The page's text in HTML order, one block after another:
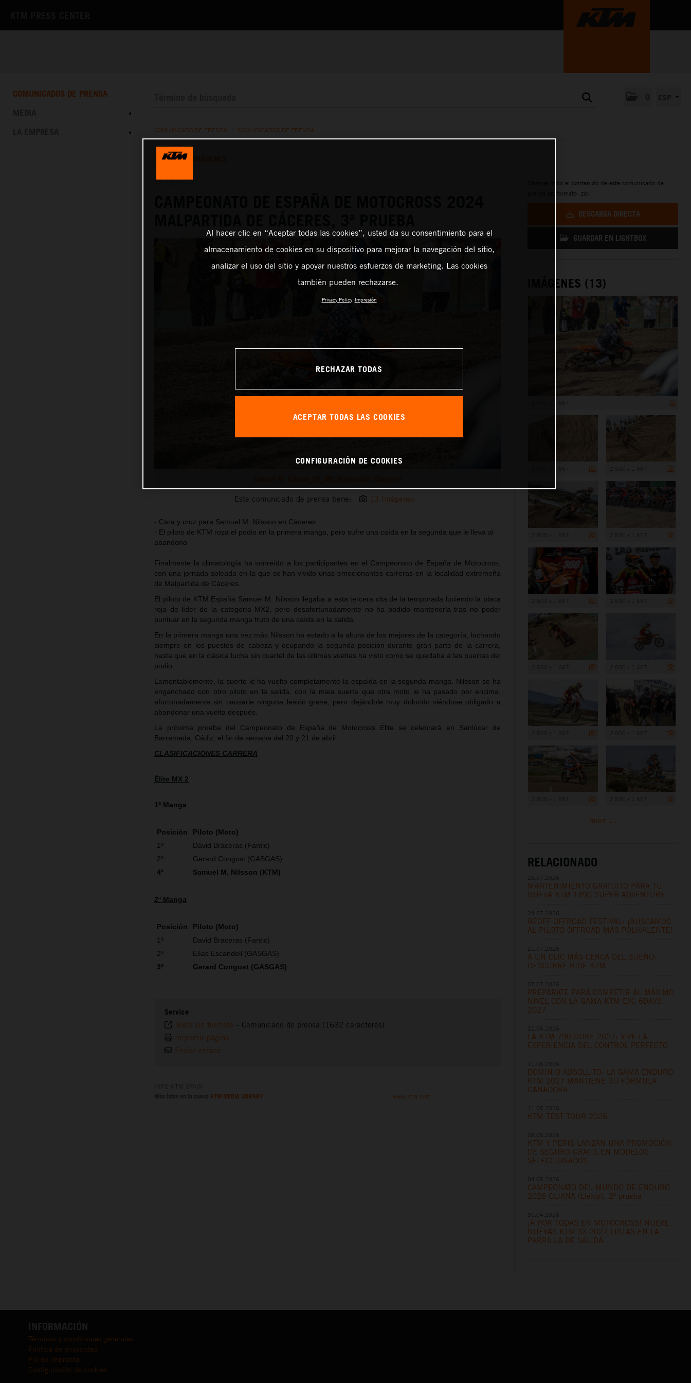
COMUNICADOS DE PRENSA
COMUNICADO DE PRENSA COMUNICADOS DE PRENSA
TEXTO
18.03.2024
Este comunicado de prensa tiene: 13 Imágenes
- Cara y cruz para Samuel M. Nilsson en Cáceres
- El piloto de KTM roza el podio en la primera manga, pero sufre una caída en la segunda que le lleva al
abandono
Finalmente la climatología ha sonreído a los participantes en el Campeonato de España de Motocross,
con una jornada soleada en la que se han vivido unas emocionantes carreras en la localidad extremeña
de Malpartida de Cáceres.
El piloto de KTM España Samuel M. Nilsson llegaba a esta tercera cita de la temporada luciendo la placa
roja de líder de la categoría MX2, pero desafortunadamente no ha podido mantenerla tras no poder
puntuar en la segunda manga fruto de una caída en la salida.
En la primera manga una vez más Nilsson ha estado a la altura de los mejores de la categoría, luchando
siempre en los puestos de cabeza y ocupando la segunda posición durante gran parte de la carrera,
hasta que en la clásica lucha sin cuartel de las últimas vueltas ha visto como se quedaba a las puertas del
podio.
Lamentablemente, la suerte le ha vuelto completamente la espalda en la segunda manga. Nilsson se ha
enganchado con otro piloto en la salida, con la mala suerte que otra moto le ha pasado por encima,
afortunadamente sin causarle ninguna lesión grave, pero dejándole muy dolorido viéndose obligado a
abandonar una vuelta después.
La próxima prueba del Campeonato de España de Motocross Élite se celebrará en Sanlúcar de
Barrameda, Cádiz, el fin de semana del 20 y 21 de abril.
CLASIFICACIONES CARRERA
Élite MX 2
1ª Manga
Posición
Piloto (Moto)
1º
David Braceras (Fantic)
2º
Gerard Congost (GASGAS)
4º
Samuel M. Nilsson (KTM)
2ª Manga
Posición
Piloto (Moto)
1º
David Braceras (Fantic)
2º
Elías Escandell (GASGAS)
3º
Gerard Congost (GASGAS)
Service
Texto sin formato - Comunicado de prensa (1632 caracteres)
Imprimir página
Enviar enlace
KTM MEDIA LIBRARY www.ktm.com
Obtener todo el contenido de este comunicado de
prensa en formato .zip:
DESCARGA DIRECTA
GUARDAR EN LIGHTBOX
IMÁGENES (13)
more ...
RELACIONADO
MANTENIMIENTO GRATUITO PARA TU
NUEVA KTM 1390 SUPER ADVENTURE
BEOFF OFFROAD FESTIVAL: ¡BUSCAMOS
AL PILOTO OFFROAD MÁS POLIVALENTE!
A UN CLIC MÁS CERCA DEL SUEÑO:
DESCUBRE RIDE KTM
PREPÁRATE PARA COMPETIR AL MÁXIMO
NIVEL CON LA GAMA KTM EXC 6DAYS
2027
LA KTM 790 DUKE 2027: VIVE LA
EXPERIENCIA DEL CONTROL PERFECTO
DOMINIO ABSOLUTO: LA GAMA ENDURO
KTM 2027 MANTIENE SU FÓRMULA
GANADORA
KTM TEST TOUR 2026
KTM Y PERIS LANZAN UNA PROMOCIÓN
DE SEGURO GRATIS EN MODELOS
SELECCIONADOS
CAMPEONATO DEL MUNDO DE ENDURO
2026 OLIANA (Lleida), 2ª prueba
¡A POR TODAS EN MOTOCROSS! NUEVE
NUEVAS KTM SX 2027 LISTAS EN LA
PARRILLA DE SALIDA
INFORMACIÓN
Términos y condiciones generales
Política de privacidad
Pie de imprenta
Configuración de cookies
Al hacer clic en “Aceptar todas las cookies”, usted da su consentimiento para el
almacenamiento de cookies en su dispositivo para mejorar la navegación del sitio,
analizar el uso del sitio y apoyar nuestros esfuerzos de marketing. Las cookies
también pueden rechazarse.
Privacy Policy Impresión
RECHAZAR TODAS
ACEPTAR TODAS LAS COOKIES
CONFIGURACIÓN DE COOKIES